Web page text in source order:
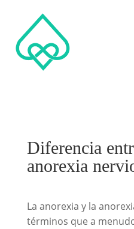
Diferencia
anorexia
La anorexia y la
términos que a